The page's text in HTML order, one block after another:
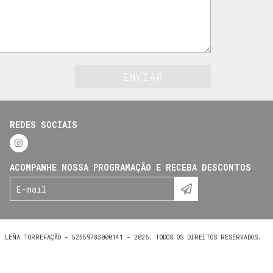
REDES SOCIAIS
ACOMPANHE NOSSA PROGRAMAÇÃO E RECEBA DESCONTOS
LEÑA TORREFAÇÃO - 52559783000141 - 2026. TODOS OS DIREITOS RESERVADOS.